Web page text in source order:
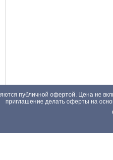
публичной офертой. Цена не
приглашение делать оферты на